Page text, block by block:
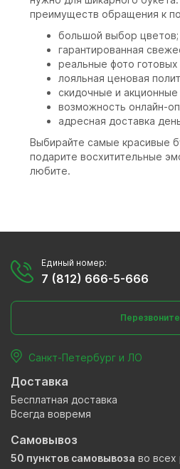
преимуществ обращения к
большой выбор цветов;
гарантированная
реальные фото готовых
лояльная ценовая
скидочные и акционные
возможность онлайн-
адресная доставка
Выбирайте самые красивые
подарите восхитительные
любите.
Единый номер:
7 (812) 666-5-666
Санкт-Петербург и ЛО
Доставка
Бесплатная доставка
Всегда вовремя
Самовывоз
50 пунктов самовывоза во всех